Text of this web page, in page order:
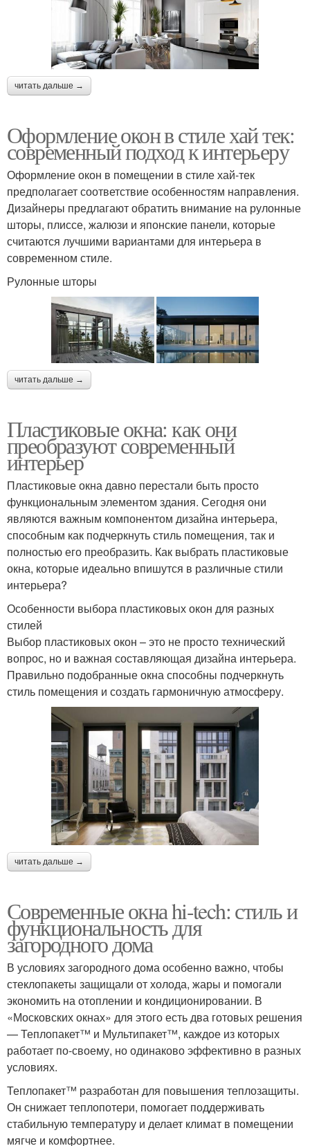
читать дальше →
Оформление окон в стиле хай тек:
современный подход к интерьеру
Оформление окон в помещении в стиле хай-тек
предполагает соответствие особенностям направления.
Дизайнеры предлагают обратить внимание на рулонные
шторы, плиссе, жалюзи и японские панели, которые
считаются лучшими вариантами для интерьера в
современном стиле.
Рулонные шторы
читать дальше →
Пластиковые окна: как они
преобразуют современный
интерьер
Пластиковые окна давно перестали быть просто
функциональным элементом здания. Сегодня они
являются важным компонентом дизайна интерьера,
способным как подчеркнуть стиль помещения, так и
полностью его преобразить. Как выбрать пластиковые
окна, которые идеально впишутся в различные стили
интерьера?
Особенности выбора пластиковых окон для разных
стилей
Выбор пластиковых окон – это не просто технический
вопрос, но и важная составляющая дизайна интерьера.
Правильно подобранные окна способны подчеркнуть
стиль помещения и создать гармоничную атмосферу.
читать дальше →
Современные окна hi-tech: стиль и
функциональность для
загородного дома
В условиях загородного дома особенно важно, чтобы
стеклопакеты защищали от холода, жары и помогали
экономить на отоплении и кондиционировании. В
«Московских окнах» для этого есть два готовых решения
— Теплопакет™ и Мультипакет™, каждое из которых
работает по-своему, но одинаково эффективно в разных
условиях.
Теплопакет™ разработан для повышения теплозащиты.
Он снижает теплопотери, помогает поддерживать
стабильную температуру и делает климат в помещении
мягче и комфортнее.